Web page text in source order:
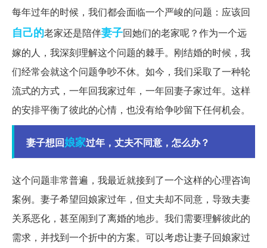
每年过年的时候，我们都会面临一个严峻的问题：应该回
自己的老家还是陪伴妻子回她们的老家呢？作为一个远
嫁的人，我深刻理解这个问题的棘手。刚结婚的时候，我
们经常会就这个问题争吵不休。如今，我们采取了一种轮
流式的方式，一年回我家过年，一年回妻子家过年。这样
的安排平衡了彼此的心情，也没有给争吵留下任何机会。
妻子想回娘家过年，丈夫不同意，怎么办？
这个问题非常普遍，我最近就接到了一个这样的心理咨询
案例。妻子希望回娘家过年，但丈夫却不同意，导致夫妻
关系恶化，甚至闹到了离婚的地步。我们需要理解彼此的
需求，并找到一个折中的方案。可以考虑让妻子回娘家过